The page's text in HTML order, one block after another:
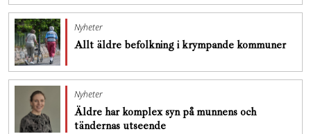
Nyheter
Allt äldre befolkning i krympande kommuner
Nyheter
Äldre har komplex syn på munnens och
tändernas utseende